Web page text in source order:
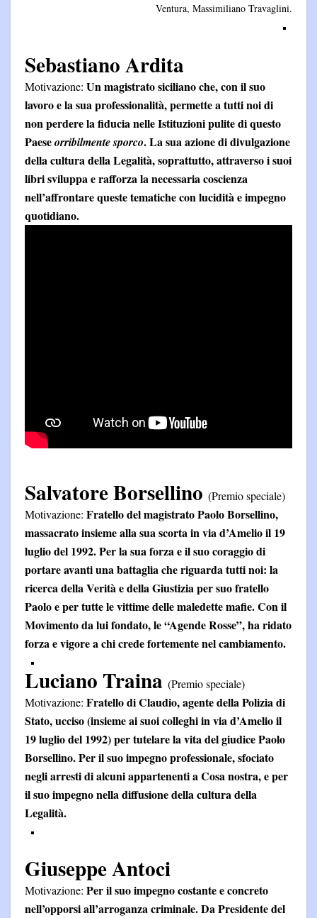
Ventura, Massimiliano Travaglini.
Sebastiano Ardita
Motivazione: Un magistrato siciliano che, con il suo
lavoro e la sua professionalità, permette a tutti noi di
non perdere la fiducia nelle Istituzioni pulite di questo
Paeseorribilmente sporco. La sua azione di divulgazione
della cultura della Legalità, soprattutto, attraverso i suoi
libri sviluppa e rafforza la necessaria coscienza
nell’affrontare queste tematiche con lucidità e impegno
quotidiano.
Salvatore Borsellino (Premio speciale)
Motivazione: Fratello del magistrato Paolo Borsellino,
massacrato insieme alla sua scorta in via d’Amelio il 19
luglio del 1992. Per la sua forza e il suo coraggio di
portare avanti una battaglia che riguarda tutti noi: la
ricerca della Verità e della Giustizia per suo fratello
Paolo e per tutte le vittime delle maledette mafie. Con il
Movimento da lui fondato, le “Agende Rosse”, ha ridato
forza e vigore a chi crede fortemente nel cambiamento.
Luciano Traina (Premio speciale)
Motivazione: Fratello di Claudio, agente della Polizia di
Stato, ucciso (insieme ai suoi colleghi in via d’Amelio il
19 luglio del 1992) per tutelare la vita del giudice Paolo
Borsellino. Per il suo impegno professionale, sfociato
negli arresti di alcuni appartenenti a Cosa nostra, e per
il suo impegno nella diffusione della cultura della
Legalità.
Giuseppe Antoci
Motivazione: Per il suo impegno costante e concreto
nell’opporsi all’arroganza criminale. Da Presidente del